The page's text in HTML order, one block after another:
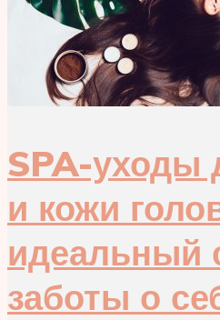
SPA-уходы
и кожи
идеальный
заботы о